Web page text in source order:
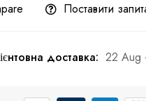
Поставити
доставка: 22 Aug